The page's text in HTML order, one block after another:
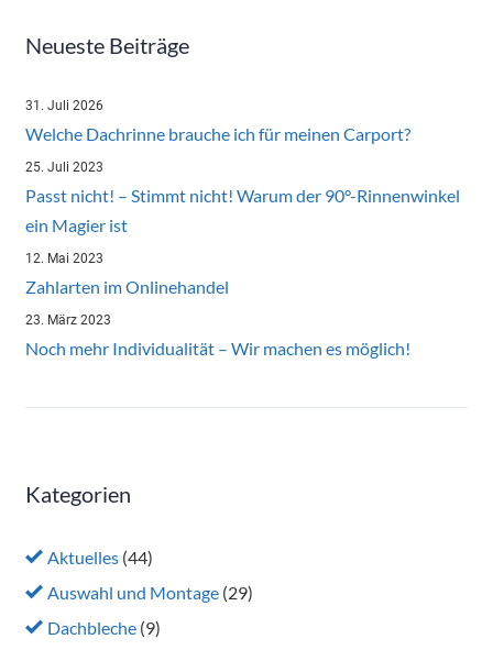
Neueste Beiträge
Welche Dachrinne brauche ich für meinen Carport?
31. Juli 2026
Passt nicht! – Stimmt nicht! Warum der 90°-Rinnenwinkel
ein Magier ist
25. Juli 2023
Zahlarten im Onlinehandel
12. Mai 2023
Noch mehr Individualität – Wir machen es möglich!
23. März 2023
Kategorien
Aktuelles (44)
Auswahl und Montage (29)
Dachbleche (9)